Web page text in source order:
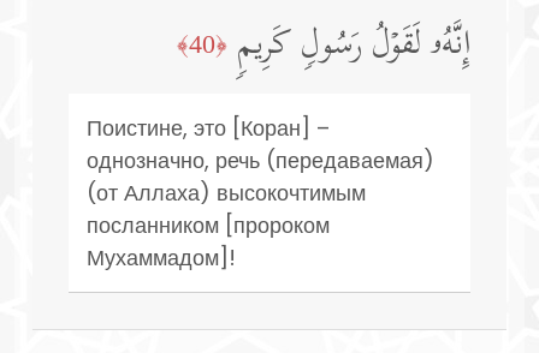
إِنَّهُۥ لَقَوۡلُ رَسُولࣲ كَرِیمࣲ ﴿40﴾
Поистине, это [Коран] –
однозначно, речь (передаваемая)
(от Аллаха) высокочтимым
посланником [пророком
Мухаммадом]!